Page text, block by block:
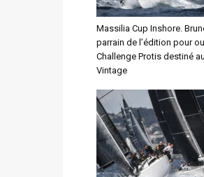
Massilia Cup Inshore.
parrain de l’édition pour
Challenge Protis destiné
Vintage